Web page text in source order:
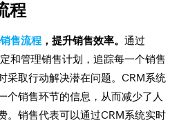
程
销售流程 ，提升销售效率。通过
和管理销售计划，追踪每一个销售
采取行动解决潜在问题。CRM系统
个销售环节的信息，从而减少了人
。销售代表可以通过CRM系统实时